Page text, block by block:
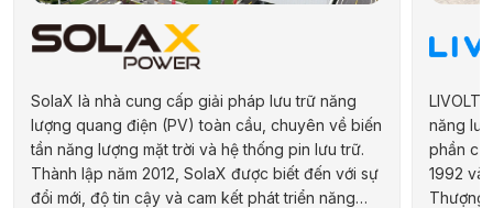
SolaX là nhà cung cấp giải pháp lưu trữ năng
lượng quang điện (PV) toàn cầu, chuyên về biến
tần năng lượng mặt trời và hệ thống pin lưu trữ.
Thành lập năm 2012, SolaX được biết đến với sự
đổi mới, độ tin cậy và cam kết phát triển năng
năng
phần
1992 và
Thượng